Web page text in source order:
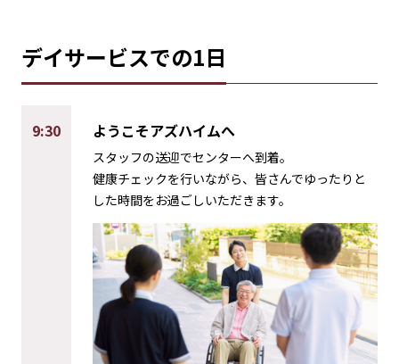
デイサービスでの1日
9:30 ようこそアズハイムへ
スタッフの送迎でセンターへ到着。
健康チェックを行いながら、皆さんでゆったりと
した時間をお過ごしいただきます。